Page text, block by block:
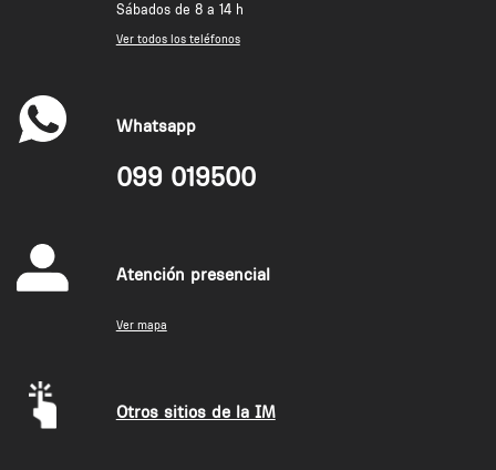
Sábados de 8 a 14 h
Ver todos los teléfonos
Whatsapp
099 019500
Atención presencial
Ver mapa
Otros sitios de la IM